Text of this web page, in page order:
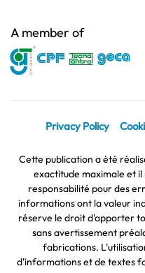
A member of
Privacy Policy
Cette publication a été
exactitude maximale et
responsabilité pour des
informations ont la valeur
réserve le droit d'apporter
sans avertissement
fabrications.
d'informations et de textes